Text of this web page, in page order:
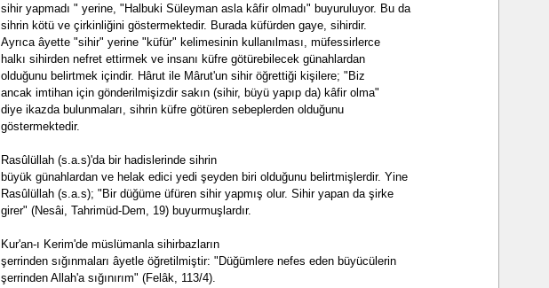
sihir yapmadı " yerine, "Halbuki Süleyman asla kâfir olmadı" buyuruluyor. Bu da
sihrin kötü ve çirkinliğini göstermektedir. Burada küfürden gaye, sihirdir.
Ayrıca âyette "sihir" yerine "küfür" kelimesinin kullanılması, müfessirlerce
halkı sihirden nefret ettirmek ve insanı küfre götürebilecek günahlardan
olduğunu belirtmek içindir. Hârut ile Mârut'un sihir öğrettiği kişilere; "Biz
ancak imtihan için gönderilmişizdir sakın (sihir, büyü yapıp da) kâfir olma"
diye ikazda bulunmaları, sihrin küfre götüren sebeplerden olduğunu
göstermektedir.
Rasûlüllah (s.a.s)'da bir hadislerinde sihrin
büyük günahlardan ve helak edici yedi şeyden biri olduğunu belirtmişlerdir. Yine
Rasûlüllah (s.a.s); "Bir düğüme üfüren sihir yapmış olur. Sihir yapan da şirke
girer" (Nesâi, Tahrimüd-Dem, 19) buyurmuşlardır.
Kur'an-ı Kerim'de müslümanla sihirbazların
şerrinden sığınmaları âyetle öğretilmiştir: "Düğümlere nefes eden büyücülerin
şerrinden Allah'a sığınırım" (Felâk, 113/4).